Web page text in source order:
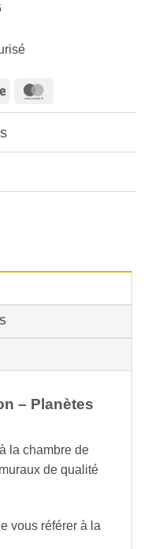
Stripe
– Planètes
la chambre de
de qualité
vous référer à la